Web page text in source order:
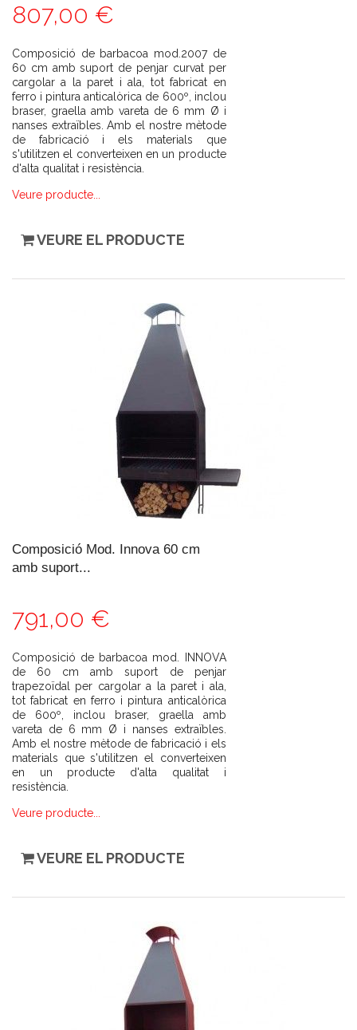
807,00 €
Composició de barbacoa mod.2007 de
60 cm amb suport de penjar curvat per
cargolar a la paret i ala, tot fabricat en
ferro i pintura anticalòrica de 600º, inclou
braser, graella amb vareta de 6 mm Ø i
nanses extraïbles. Amb el nostre mètode
de fabricació i els materials que
s'utilitzen el converteixen en un producte
d'alta qualitat i resistència.
Veure producte...
VEURE EL PRODUCTE
Composició Mod. Innova 60 cm
amb suport...
791,00 €
Composició de barbacoa mod. INNOVA
de 60 cm amb suport de penjar
trapezoïdal per cargolar a la paret i ala,
tot fabricat en ferro i pintura anticalòrica
de 600º, inclou braser, graella amb
vareta de 6 mm Ø i nanses extraïbles.
Amb el nostre mètode de fabricació i els
materials que s'utilitzen el converteixen
en un producte d'alta qualitat i
resistència.
Veure producte...
VEURE EL PRODUCTE